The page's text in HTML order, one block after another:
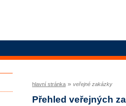
hlavní stránka » veřejné zakázky
Přehled veřejných